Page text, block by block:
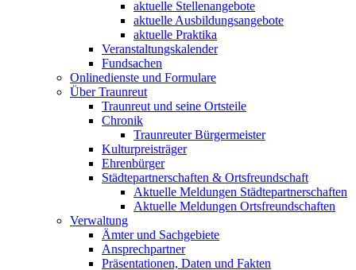
aktuelle Stellenangebote
aktuelle Ausbildungsangebote
aktuelle Praktika
Veranstaltungskalender
Fundsachen
Onlinedienste und Formulare
Über Traunreut
Traunreut und seine Ortsteile
Chronik
Traunreuter Bürgermeister
Kulturpreisträger
Ehrenbürger
Städtepartnerschaften & Ortsfreundschaft
Aktuelle Meldungen Städtepartnerschaften
Aktuelle Meldungen Ortsfreundschaften
Verwaltung
Ämter und Sachgebiete
Ansprechpartner
Präsentationen, Daten und Fakten